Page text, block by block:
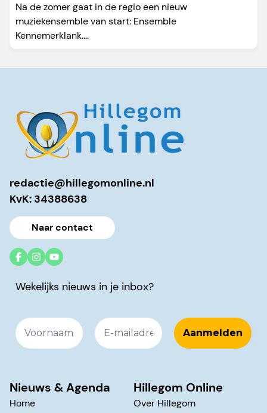
Na de zomer gaat in de regio een nieuw
muziekensemble van start: Ensemble
Kennemerklank....
redactie@hillegomonline.nl
KvK: 34388638
Naar contact
Wekelijks nieuws in je inbox?
Nieuws & Agenda
Home
Hillegom Online
Over Hillegom